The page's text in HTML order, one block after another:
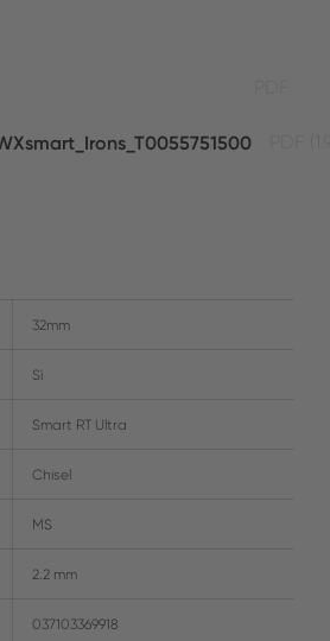
32mm
Sì
Smart RT Ultra
Chisel
MS
2.2 mm
037103369918